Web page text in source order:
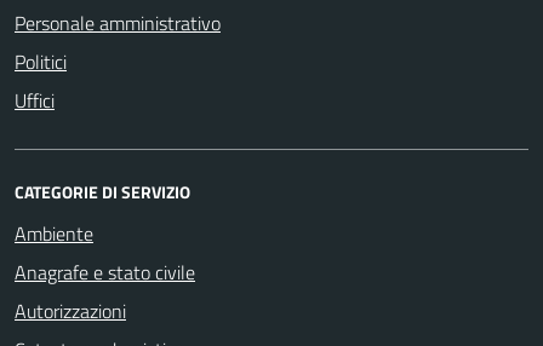
Personale amministrativo
Politici
Uffici
CATEGORIE DI SERVIZIO
Ambiente
Anagrafe e stato civile
Autorizzazioni